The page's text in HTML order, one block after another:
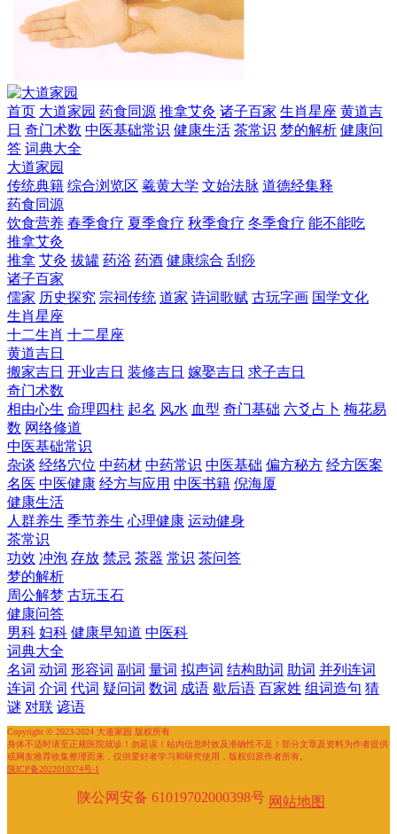
首页 大道家园 药食同源 推拿艾灸 诸子百家 生肖星座 黄道吉
日 奇门术数 中医基础常识 健康生活 茶常识 梦的解析 健康问
答 词典大全
大道家园
传统典籍 综合浏览区 羲黄大学 文始法脉 道德经集释
药食同源
饮食营养 春季食疗 夏季食疗 秋季食疗 冬季食疗 能不能吃
推拿艾灸
推拿 艾灸 拔罐 药浴 药酒 健康综合 刮痧
诸子百家
儒家 历史探究 宗祠传统 道家 诗词歌赋 古玩字画 国学文化
生肖星座
十二生肖 十二星座
黄道吉日
搬家吉日 开业吉日 装修吉日 嫁娶吉日 求子吉日
奇门术数
相由心生 命理四柱 起名 风水 血型 奇门基础 六爻占卜 梅花易
数 网络修道
中医基础常识
杂谈 经络穴位 中药材 中药常识 中医基础 偏方秘方 经方医案
名医 中医健康 经方与应用 中医书籍 倪海厦
健康生活
人群养生 季节养生 心理健康 运动健身
茶常识
功效 冲泡 存放 禁忌 茶器 常识 茶问答
梦的解析
周公解梦 古玩玉石
健康问答
男科 妇科 健康早知道 中医科
词典大全
名词 动词 形容词 副词 量词 拟声词 结构助词 助词 并列连词
连词 介词 代词 疑问词 数词 成语 歇后语 百家姓 组词造句 猜
谜 对联 谚语
Copyright © 2023-2024 大道家园 版权所有
身体不适时请至正规医院就诊！勿延误！站内信息时效及准确性不足！部分文章及资料为作者提供
或网友推荐收集整理而来，仅供爱好者学习和研究使用，版权归原作者所有。
陕ICP备2022010374号-1
陕公网安备 61019702000398号 网站地图